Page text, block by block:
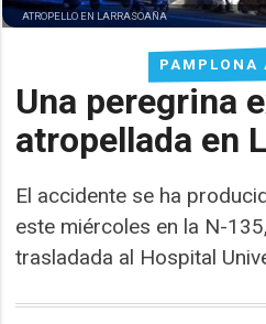
PAMPLONA
Una peregrina
atropellada en
El accidente se ha
este miércoles en la N-
trasladada al Hospital
ATROPELLO EN LARRASOAÑA